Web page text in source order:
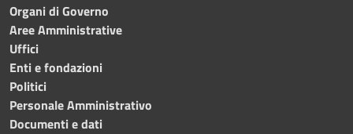
Organi di Governo
Aree Amministrative
Uffici
Enti e fondazioni
Politici
Personale Amministrativo
Documenti e dati